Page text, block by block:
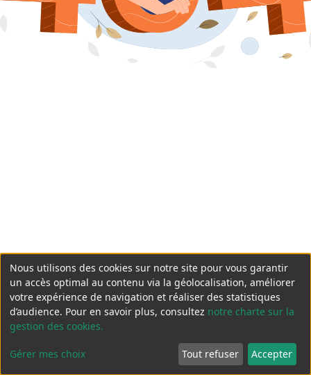
Nous utilisons des cookies sur notre site pour vous garantir
un accès optimal au contenu via la géolocalisation, améliorer
votre expérience de navigation et réaliser des statistiques
d’audience. Pour en savoir plus, consultez notre charte sur la
gestion des cookies.
Gérer mes choix Tout refuser Accepter